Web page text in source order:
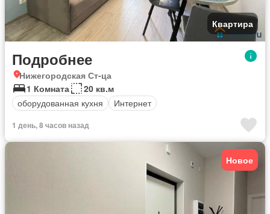
Квартира
Подробнее
Нижегородская Ст-ца
1 Комната
20 кв.м
оборудованная кухня
Интернет
1 день, 8 часов назад
Новое